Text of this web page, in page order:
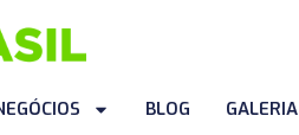
BLOG GALERIA